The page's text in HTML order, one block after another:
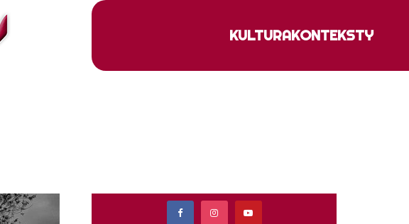
KULTURAKONTEKSTY